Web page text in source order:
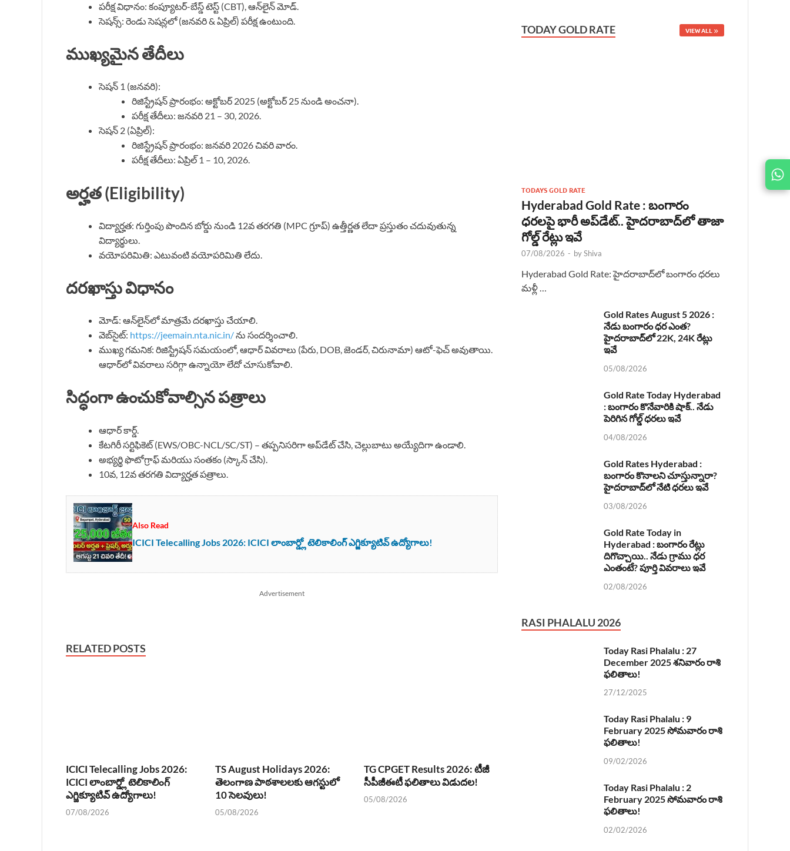
JOIN
US ON
పరీక్ష విధానం: కంప్యూటర్-బేస్డ్ టెస్ట్ (CBT), ఆన్‌లైన్ మోడ్.
సెషన్స్: రెండు సెషన్లలో (జనవరి & ఏప్రిల్) పరీక్ష ఉంటుంది.
ముఖ్యమైన తేదీలు
సెషన్ 1 (జనవరి):
రిజిస్ట్రేషన్ ప్రారంభం: అక్టోబర్ 2025 (అక్టోబర్ 25 నుండి అంచనా).
పరీక్ష తేదీలు: జనవరి 21 – 30, 2026.
సెషన్ 2 (ఏప్రిల్):
రిజిస్ట్రేషన్ ప్రారంభం: జనవరి 2026 చివరి వారం.
పరీక్ష తేదీలు: ఏప్రిల్ 1 – 10, 2026.
అర్హత (Eligibility)
విద్యార్హత: గుర్తింపు పొందిన బోర్డు నుండి 12వ తరగతి (MPC గ్రూప్) ఉత్తీర్ణత లేదా ప్రస్తుతం చదువుతున్న
విద్యార్థులు.
వయోపరిమితి: ఎటువంటి వయోపరిమితి లేదు.
దరఖాస్తు విధానం
మోడ్: ఆన్‌లైన్‌లో మాత్రమే దరఖాస్తు చేయాలి.
వెబ్‌సైట్: https://jeemain.nta.nic.in/ను సందర్శించాలి.
ముఖ్య గమనిక: రిజిస్ట్రేషన్ సమయంలో, ఆధార్ వివరాలు (పేరు, DOB, జెండర్, చిరునామా) ఆటో-ఫెచ్ అవుతాయి.
ఆధార్‌లో వివరాలు సరిగ్గా ఉన్నాయో లేదో చూసుకోవాలి.
సిద్ధంగా ఉంచుకోవాల్సిన పత్రాలు
ఆధార్ కార్డ్.
కేటగిరీ సర్టిఫికెట్ (EWS/OBC-NCL/SC/ST) – తప్పనిసరిగా అప్‌డేట్ చేసి, చెల్లుబాటు అయ్యేదిగా ఉండాలి.
అభ్యర్థి ఫొటోగ్రాఫ్ మరియు సంతకం (స్కాన్ చేసి).
10వ, 12వ తరగతి విద్యార్హత పత్రాలు.
Also Read
ICICI Telecalling Jobs 2026: ICICI లాంబార్డ్లో టెలికాలింగ్ ఎగ్జిక్యూటివ్ ఉద్యోగాలు!
Advertisement
RELATED POSTS
ICICI Telecalling Jobs 2026:
ICICI లాంబార్డ్లో టెలికాలింగ్
ఎగ్జిక్యూటివ్ ఉద్యోగాలు!
07/08/2026
TS August Holidays 2026:
తెలంగాణ పాఠశాలలకు ఆగస్టులో
10 సెలవులు!
05/08/2026
TG CPGET Results 2026: టీజీ
సీపీజీఈటీ ఫలితాలు విడుదల!
05/08/2026
TODAY GOLD RATE VIEW ALL
TODAYS GOLD RATE
Hyderabad Gold Rate : బంగారం
ధరలపై భారీ అప్‌డేట్.. హైదరాబాద్‌లో తాజా
గోల్డ్ రేట్లు ఇవే
07/08/2026 - byShiva
Hyderabad Gold Rate: హైదరాబాద్‌లో బంగారం ధరలు
మళ్లీ …
Gold Rates August 5 2026 :
నేడు బంగారం ధర ఎంత?
హైదరాబాద్‌లో 22K, 24K రేట్లు
ఇవే
05/08/2026
Gold Rate Today Hyderabad
: బంగారం కొనేవారికి షాక్.. నేడు
పెరిగిన గోల్డ్ ధరలు ఇవే
04/08/2026
Gold Rates Hyderabad :
బంగారం కొనాలని చూస్తున్నారా?
హైదరాబాద్‌లో నేటి ధరలు ఇవే
03/08/2026
Gold Rate Today in
Hyderabad : బంగారం రేట్లు
దిగొచ్చాయి.. నేడు గ్రాము ధర
ఎంతంటే? పూర్తి వివరాలు ఇవే
02/08/2026
RASI PHALALU 2026
Today Rasi Phalalu : 27
December 2025 శనివారం రాశి
ఫలితాలు!
27/12/2025
Today Rasi Phalalu : 9
February 2025 సోమవారం రాశి
ఫలితాలు!
09/02/2026
Today Rasi Phalalu : 2
February 2025 సోమవారం రాశి
ఫలితాలు!
02/02/2026